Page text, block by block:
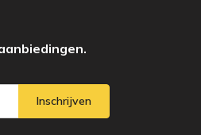
Inschrijven